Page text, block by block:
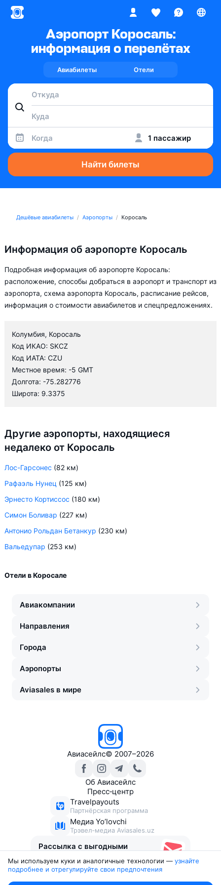
Аэропорт Коросаль:
информация о перелётах
Авиабилеты Отели
Когда 1 пассажир
Найти билеты
Дешёвые авиабилеты Аэропорты Коросаль
Информация об аэропорте Коросаль
Подробная информация об аэропорте Коросаль:
расположение, способы добраться в аэропорт и транспорт из
аэропорта, схема аэропорта Коросаль, расписание рейсов,
информация о стоимости авиабилетов и спецпредложениях.
Колумбия, Коросаль
Код ИКАО: SKCZ
Код ИАТА: CZU
Местное время: -5 GMT
Долгота: -75.282776
Широта: 9.3375
Другие аэропорты, находящиеся
недалеко от Коросаль
Лос-Гарсонес (82 км)
Рафаэль Нунец (125 км)
Эрнесто Кортиссос (180 км)
Симон Боливар (227 км)
Антонио Рольдан Бетанкур (230 км)
Вальедупар (253 км)
Отели в Коросале
Авиакомпании
Направления
Города
Аэропорты
Aviasales в мире
Авиасейлс© 2007–2026
Об Авиасейлс
Пресс‑центр
Travelpayouts
Партнёрская программа
Медиа Yo’lovchi
Трэвел‑медиа Aviasales.uz
Рассылка с выгодными
Мы используем куки и аналогичные технологии — узнайте
подробнее и отрегулируйте свои предпочтения